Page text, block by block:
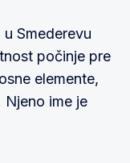
Smederevu
počinje pre
elemente,
ime je